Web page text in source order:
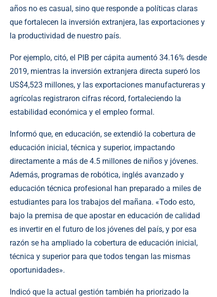
años no es casual, sino que responde a políticas claras
que fortalecen la inversión extranjera, las exportaciones y
la productividad de nuestro país.
Por ejemplo, citó, el PIB per cápita aumentó 34.16% desde
2019, mientras la inversión extranjera directa superó los
US$4,523 millones, y las exportaciones manufactureras y
agrícolas registraron cifras récord, fortaleciendo la
estabilidad económica y el empleo formal.
Informó que, en educación, se extendió la cobertura de
educación inicial, técnica y superior, impactando
directamente a más de 4.5 millones de niños y jóvenes.
Además, programas de robótica, inglés avanzado y
educación técnica profesional han preparado a miles de
estudiantes para los trabajos del mañana. «Todo esto,
bajo la premisa de que apostar en educación de calidad
es invertir en el futuro de los jóvenes del país, y por esa
razón se ha ampliado la cobertura de educación inicial,
técnica y superior para que todos tengan las mismas
oportunidades».
Indicó que la actual gestión también ha priorizado la